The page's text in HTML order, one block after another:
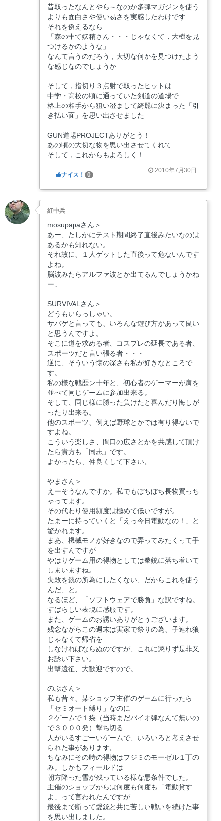
昔取ったなんとやら～なのか多弾マガジンを使う
よりも面白さや使い易さを実感したわけです
それを例えるなら…
「森の中で妖精さん・・・じゃなくて，大樹を見
つけるかのような」
なんて言うのだろう，大切な何かを見つけたよう
な感じなのでしょうか
そして，指切り３点射で取ったヒットは
中学・高校の頃に通っていた剣道の道場で
格上の相手から狙い澄まして綺麗に決まった「引
き払い面」を思い出させました
GUN道場PROJECTありがとう！
あの頃の大切な物を思い出させてくれて
そして，これからもよろしく！
2010年7月30日
ナイス！ 0
紅中兵
mosupapaさん＞
あー、たしかにテスト期間終了直後みたいなのは
あるかも知れない。
それ故に、１人ゲットした直後って危ないんです
よね。
脳波みたらアルファ波とか出てるんでしょうかね
ー。
SURVIVALさん＞
どうもいらっしゃい。
サバゲと言っても、いろんな遊び方があって良い
と思うんですよ。
そこに道を求める者、コスプレの延長である者、
スポーツだと言い張る者・・・
逆に、そういう懐の深さも私が好きなところで
す。
私の様な戦歴ン十年と、初心者のゲーマーが肩を
並べて同じゲームに参加出来る。
そして、同じ様に勝った負けたと喜んだり悔しが
ったり出来る。
他のスポーツ、例えば野球とかでは有り得ないで
すよね。
こういう楽しさ、間口の広さとかを共感して頂け
たら貴方も「同志」です。
よかったら、仲良くして下さい。
やまさん＞
えーそうなんですか。私でもぼちぼち長物買っち
ゃってます。
その代わり使用頻度は極めて低いですが。
たまーに持っていくと「えっ今日電動なの！」と
驚かれます。
まあ、機械モノが好きなので弄ってみたくって手
を出すんですが
やはりゲーム用の得物としては拳銃に落ち着いて
しまいますね。
失敗を銃の所為にしたくない、だからこれを使う
んだ、と。
なるほど、「ソフトウェアで勝負」な訳ですね。
すばらしい表現に感服です。
また、ゲームのお誘いありがとうございます。
残念ながらこの週末は実家で祭りの為、子連れ狼
じゃなくて帰省を
しなければならぬのですが、これに懲りず是非又
お誘い下さい。
出撃遠征、大歓迎ですので。
のぶさん＞
私も昔々、某ショップ主催のゲームに行ったら
「セミオート縛り」なのに
２ゲームで１袋（当時まだバイオ弾なんて無いの
で３０００発）撃ち切る
人がいるすごーいゲームで、いろいろと考えさせ
られた事があります。
ちなみにその時の得物はフジミのモーゼル１丁の
み。しかもフィールドは
朝方降った雪が残っている様な悪条件でした。
主催のショップからは何度も何度も「電動貸す
よ」って言われたんですが
最後まで断って愛銃と共に苦しい戦いを続けた事
を思い出しました。